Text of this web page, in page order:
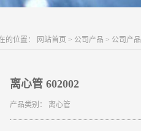
的位置： 网站首页 > 公司产品 > 公司产品
离心管 602002
产品类别： 离心管